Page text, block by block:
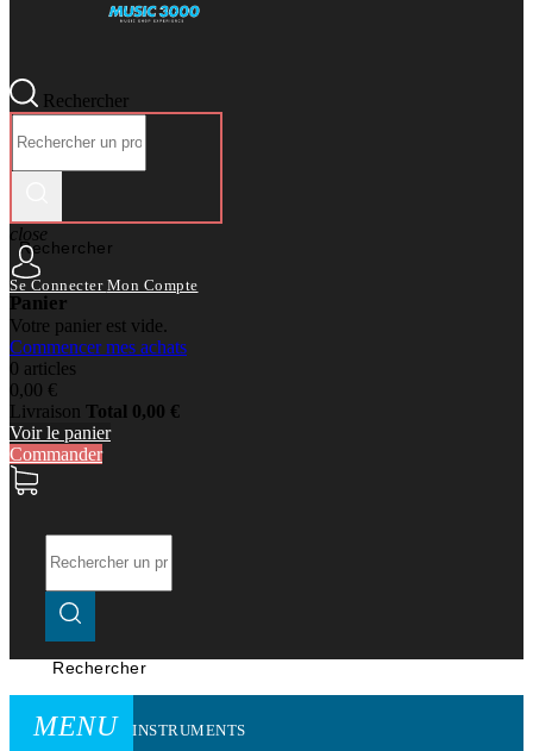
Rechercher
Rechercher
close
Se Connecter Mon Compte
Panier
Votre panier est vide.
Commencer mes achats
0 articles
0,00 €
Livraison Total 0,00 €
Voir le panier
Commander
Rechercher
MENU INSTRUMENTS